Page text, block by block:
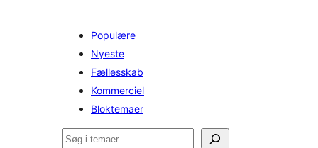
Populære
Nyeste
Fællesskab
Kommerciel
Bloktemaer
Søg